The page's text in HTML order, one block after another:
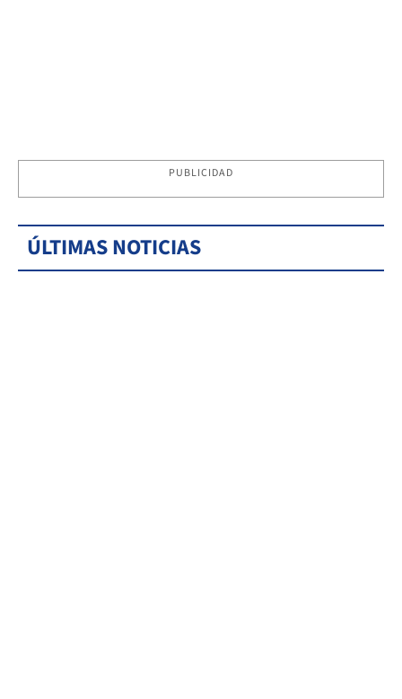
PUBLICIDAD
ÚLTIMAS NOTICIAS